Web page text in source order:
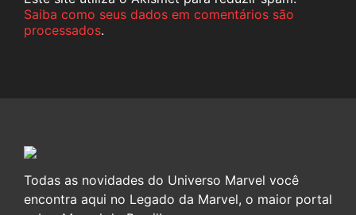
Saiba como seus dados em comentários são
processados.
Todas as novidades do Universo Marvel você
encontra aqui no Legado da Marvel, o maior portal